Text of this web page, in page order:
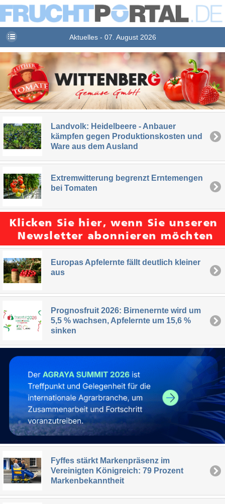
Aktuelles - 07. August 2026
Landvolk: Heidelbeere - Anbauer
kämpfen gegen Produktionskosten und
Ware aus dem Ausland
Extremwitterung begrenzt Erntemengen
bei Tomaten
Europas Apfelernte fällt deutlich kleiner
aus
Prognosfruit 2026: Birnenernte wird um
5,5 % wachsen, Apfelernte um 15,6 %
sinken
Fyffes stärkt Markenpräsenz im
Vereinigten Königreich: 79 Prozent
Markenbekanntheit